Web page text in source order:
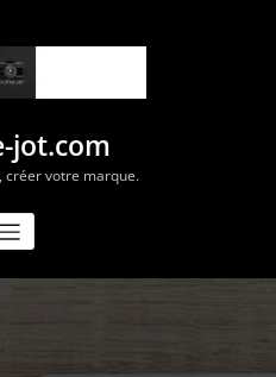
jot.com
créer votre marque.